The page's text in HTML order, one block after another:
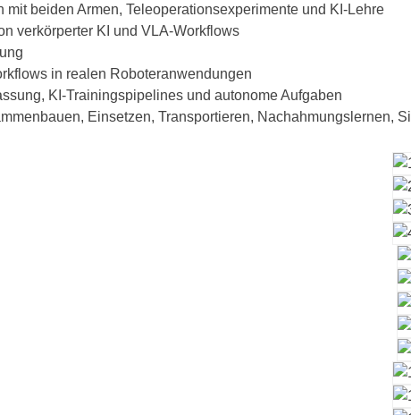
mit beiden Armen, Teleoperationsexperimente und KI-Lehre
verkörperter KI und VLA-Workflows
in realen Roboteranwendungen
KI-Trainingspipelines und autonome Aufgaben
Einsetzen, Transportieren, Nachahmungslernen,